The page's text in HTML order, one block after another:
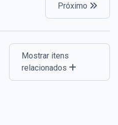
Próximo
Mostrar itens
relacionados